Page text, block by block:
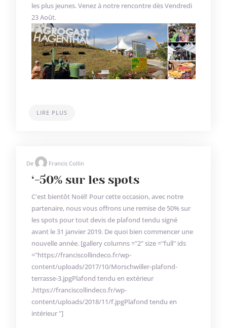
les plus jeunes. Venez à notre rencontre dès Vendredi
23 Août.
LIRE PLUS
De Francis Collin
‘-50% sur les spots
C'est bientôt Noël! Pour cette occasion, avec notre
partenaire, nous vous offrons une remise de 50% sur
les spots pour tout devis de plafond tendu signé
avant le 31 janvier 2019. De quoi bien commencer une
nouvelle année. [gallery columns ="2" size ="full" ids
="https://franciscollindeco.fr/wp-
content/uploads/2017/10/Morschwiller-plafond-
terrasse-3.jpgPlafond tendu en extérieur
,https://franciscollindeco.fr/wp-
content/uploads/2018/11/f.jpgPlafond tendu en
intérieur "]